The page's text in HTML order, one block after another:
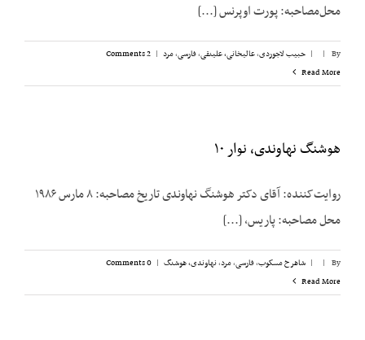
محل‌مصاحبه: پورت اوپرنس [...]
By
|
| حبیب لاجوردی,عالیخانی، علینقی,فارسی,مرد |
2 Comments
Read More
هوشنگ نهاوندی، نوار ۱۰
روایت‌کننده: آقای دکتر هوشنگ نهاوندی تاریخ مصاحبه: ۸ مارس ۱۹۸۶
محل مصاحبه: پاریس، [...]
By
|
| شاهرخ مسکوب,فارسی,مرد,نهاوندی، هوشنگ |
0 Comments
Read More